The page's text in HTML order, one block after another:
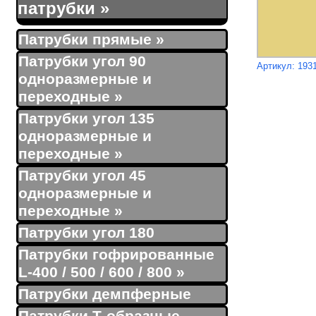
патрубки »
Патрубки прямые »
Патрубки угол 90
одноразмерные и
переходные »
Патрубки угол 135
одноразмерные и
переходные »
Патрубки угол 45
одноразмерные и
переходные »
Патрубки угол 180
Патрубки гофрированные
L-400 / 500 / 600 / 800 »
Патрубки демпферные
Артикул: